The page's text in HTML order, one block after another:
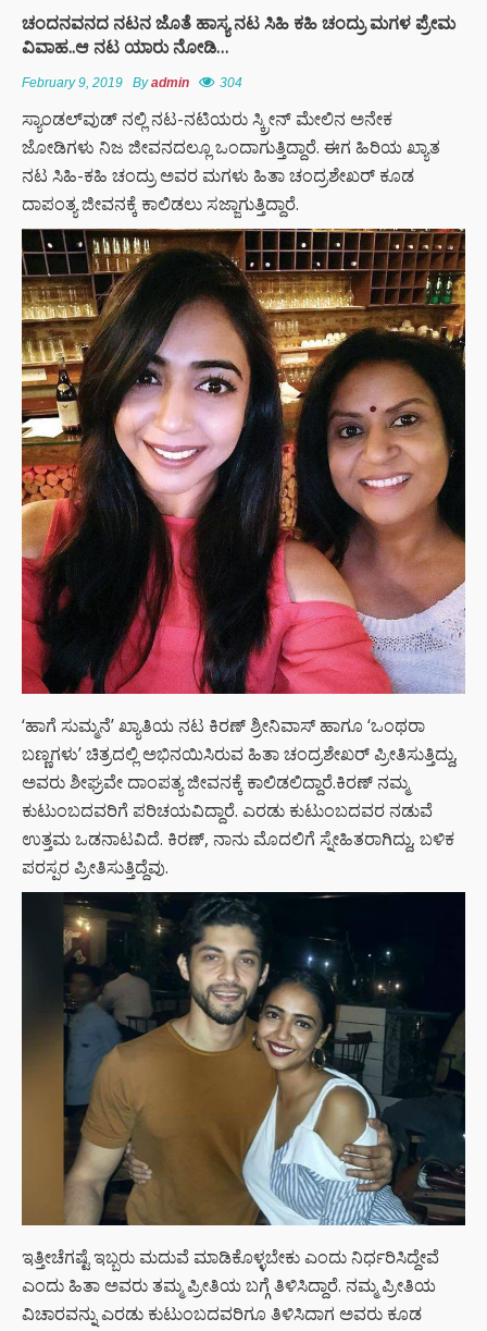
ಚಂದನವನದ ನಟನ ಜೊತೆ ಹಾಸ್ಯ ನಟ ಸಿಹಿ ಕಹಿ ಚಂದ್ರು ಮಗಳ ಪ್ರೇಮ
ವಿವಾಹ..ಆ ನಟ ಯಾರು ನೋಡಿ…
February 9, 2019 Byadmin 304
ಸ್ಯಾಂಡಲ್‍ವುಡ್ ನಲ್ಲಿ ನಟ-ನಟಿಯರು ಸ್ಕ್ರೀನ್ ಮೇಲಿನ ಅನೇಕ
ಜೋಡಿಗಳು ನಿಜ ಜೀವನದಲ್ಲೂ ಒಂದಾಗುತ್ತಿದ್ದಾರೆ. ಈಗ ಹಿರಿಯ ಖ್ಯಾತ
ನಟ ಸಿಹಿ-ಕಹಿ ಚಂದ್ರು ಅವರ ಮಗಳು ಹಿತಾ ಚಂದ್ರಶೇಖರ್ ಕೂಡ
ದಾಪಂತ್ಯ ಜೀವನಕ್ಕೆ ಕಾಲಿಡಲು ಸಜ್ಜಾಗುತ್ತಿದ್ದಾರೆ.
‘ಹಾಗೆ ಸುಮ್ಮನೆ’ ಖ್ಯಾತಿಯ ನಟ ಕಿರಣ್ ಶ್ರೀನಿವಾಸ್ ಹಾಗೂ ‘ಒಂಥರಾ
ಬಣ್ಣಗಳು’ ಚಿತ್ರದಲ್ಲಿ ಅಭಿನಯಿಸಿರುವ ಹಿತಾ ಚಂದ್ರಶೇಖರ್ ಪ್ರೀತಿಸುತ್ತಿದ್ದು,
ಅವರು ಶೀಘ್ರವೇ ದಾಂಪತ್ಯ ಜೀವನಕ್ಕೆ ಕಾಲಿಡಲಿದ್ದಾರೆ.ಕಿರಣ್ ನಮ್ಮ
ಕುಟುಂಬದವರಿಗೆ ಪರಿಚಯವಿದ್ದಾರೆ. ಎರಡು ಕುಟುಂಬದವರ ನಡುವೆ
ಉತ್ತಮ ಒಡನಾಟವಿದೆ. ಕಿರಣ್, ನಾನು ಮೊದಲಿಗೆ ಸ್ನೇಹಿತರಾಗಿದ್ದು, ಬಳಿಕ
ಪರಸ್ಪರ ಪ್ರೀತಿಸುತ್ತಿದ್ದೆವು.
ಇತ್ತೀಚೆಗಷ್ಟೆ ಇಬ್ಬರು ಮದುವೆ ಮಾಡಿಕೊಳ್ಳಬೇಕು ಎಂದು ನಿರ್ಧರಿಸಿದ್ದೇವೆ
ಎಂದು ಹಿತಾ ಅವರು ತಮ್ಮ ಪ್ರೀತಿಯ ಬಗ್ಗೆ ತಿಳಿಸಿದ್ದಾರೆ. ನಮ್ಮ ಪ್ರೀತಿಯ
ವಿಚಾರವನ್ನು ಎರಡು ಕುಟುಂಬದವರಿಗೂ ತಿಳಿಸಿದಾಗ ಅವರು ಕೂಡ